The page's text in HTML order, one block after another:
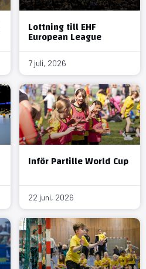
Lottning till EHF
European League
7 juli, 2026
Inför Partille World Cup
22 juni, 2026